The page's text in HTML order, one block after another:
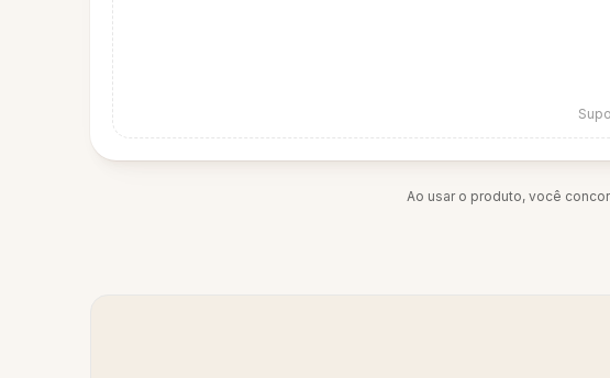
Ao usar o produto, você